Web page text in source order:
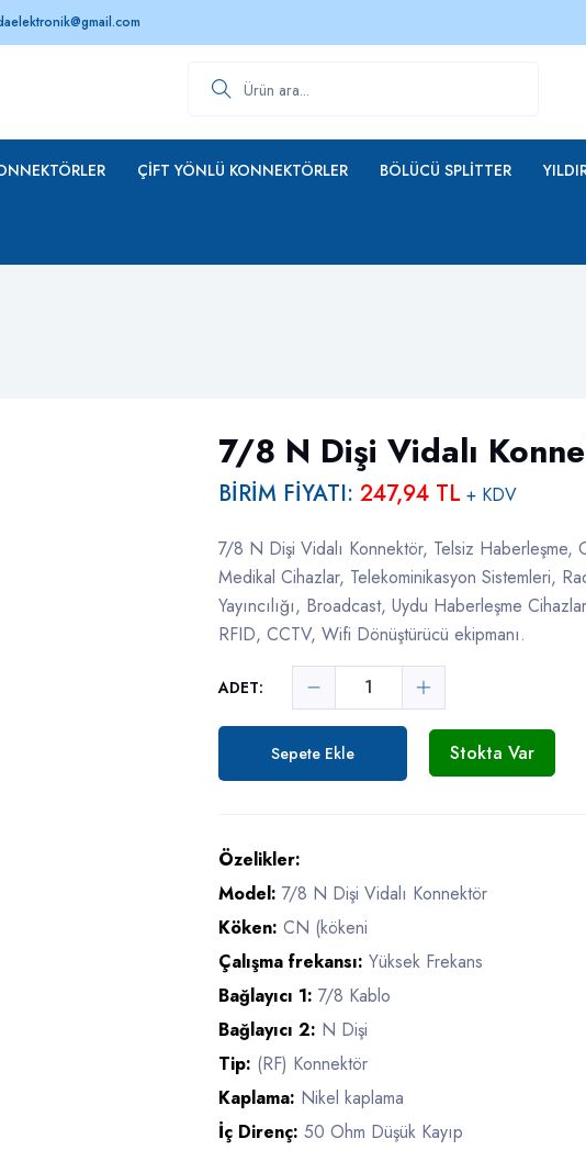
ÇIFT YÖNLÜ KONNEKTÖRLER BÖLÜCÜ SPLITTER
7/8 N Dişi Vidalı
BİRİM FİYATI: 247,94 TL + KDV
7/8 N Dişi Vidalı Konnektör, Telsiz Haberleşme,
Medikal Cihazlar, Telekominikasyon Sistemleri,
Yayıncılığı, Broadcast, Uydu Haberleşme
RFID, CCTV, Wifi Dönüştürücü ekipmanı.
ADET:
Sepete Ekle Stokta Var
Özelikler:
Model: 7/8 N Dişi Vidalı Konnektör
Köken: CN (kökeni
Çalışma frekansı: Yüksek Frekans
Bağlayıcı 1: 7/8 Kablo
Bağlayıcı 2: N Dişi
Tip: (RF) Konnektör
Kaplama: Nikel kaplama
İç Direnç: 50 Ohm Düşük Kayıp